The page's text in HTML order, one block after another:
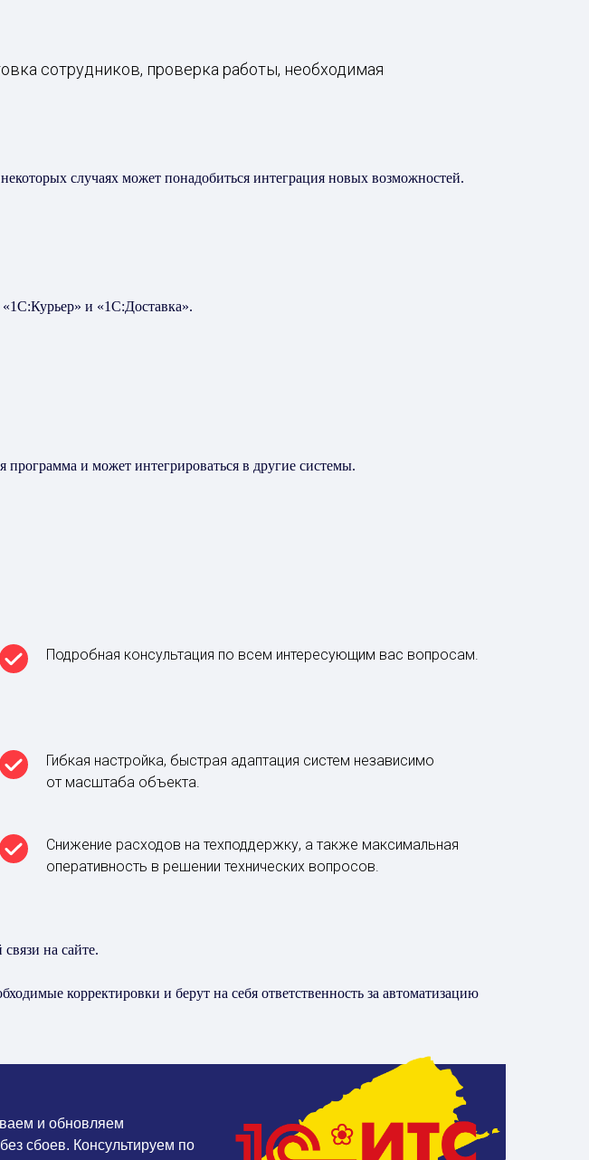
сотрудников, проверка работы, необходимая
случаях может понадобиться интеграция новых возможностей.
и «1С:Доставка».
и может интегрироваться в другие системы.
Подробная консультация по всем интересующим вас вопросам.
Гибкая настройка, быстрая адаптация систем независимо
от масштаба объекта.
Снижение расходов на техподдержку, а также максимальная
оперативность в решении технических вопросов.
на сайте.
корректировки и берут на себя ответственность за автоматизацию
и обновляем
сбоев. Консультируем по